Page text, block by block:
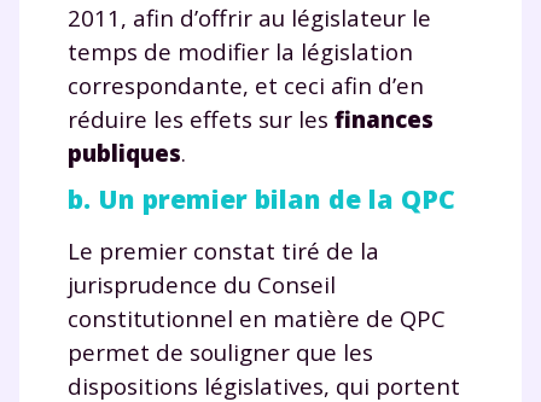
2011, afin d’offrir au législateur le
temps de modifier la législation
correspondante, et ceci afin d’en
réduire les effets sur les finances
publiques.
b. Un premier bilan de la QPC
Le premier constat tiré de la
jurisprudence du Conseil
constitutionnel en matière de QPC
permet de souligner que les
dispositions législatives, qui portent